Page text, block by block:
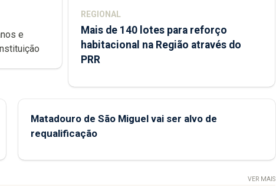
as condições de ensino da instituição
REGIONAL
Mais de 140 lotes para reforço
habitacional na Região através do
PRR
Matadouro de São Miguel vai ser alvo de
requalificação
VER MAIS